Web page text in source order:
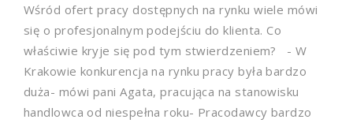
Wśród ofert pracy dostępnych na rynku wiele mówi
się o profesjonalnym podejściu do klienta. Co
właściwie kryje się pod tym stwierdzeniem? - W
Krakowie konkurencja na rynku pracy była bardzo
duża- mówi pani Agata, pracująca na stanowisku
handlowca od niespełna roku- Pracodawcy bardzo